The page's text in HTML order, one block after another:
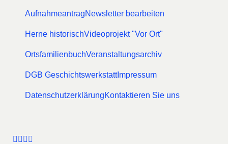
AufnahmeantragNewsletter bearbeiten
Herne historischVideoprojekt "Vor Ort"
OrtsfamilienbuchVeranstaltungsarchiv
DGB GeschichtswerkstattImpressum
DatenschutzerklärungKontaktieren Sie uns